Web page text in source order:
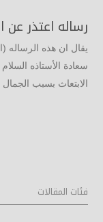
رساله اعتذر عن
يقال ان هذه الرساله
سعادة الأستاذه
الابتعاث بسبب الجمال
فئات المقالات